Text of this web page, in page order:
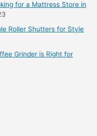
for a Mattress Store in
Roller Shutters for Style
Grinder is Right for